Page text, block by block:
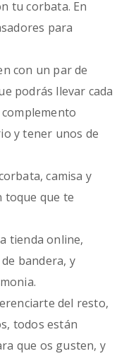
tu corbata. En
para
con un par de
podrás llevar cada
y tener unos de
camisa y
toque que te
tienda online,
bandera, y
del resto,
todos están
que os gusten, y